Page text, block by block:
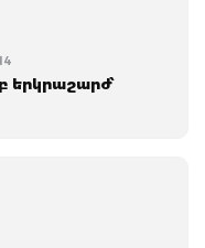
երկրաշարժ՝